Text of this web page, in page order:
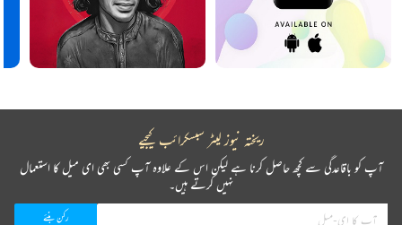
ریختہ نیوز لیٹر سبسکرائب کیجیے
آپ کو باقاعدگی سے کچھ حاصل کرنا ہے لیکن اس کے علاوہ آپ کسی بھی ای میل کا استعمال
نہیں کرتے ہیں۔